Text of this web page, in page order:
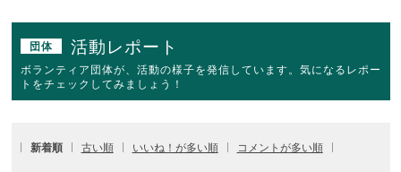
団体 活動レポート
ボランティア団体が、活動の様子を発信しています。気になるレポー
トをチェックしてみましょう！
新着順 古い順 いいね！が多い順 コメントが多い順